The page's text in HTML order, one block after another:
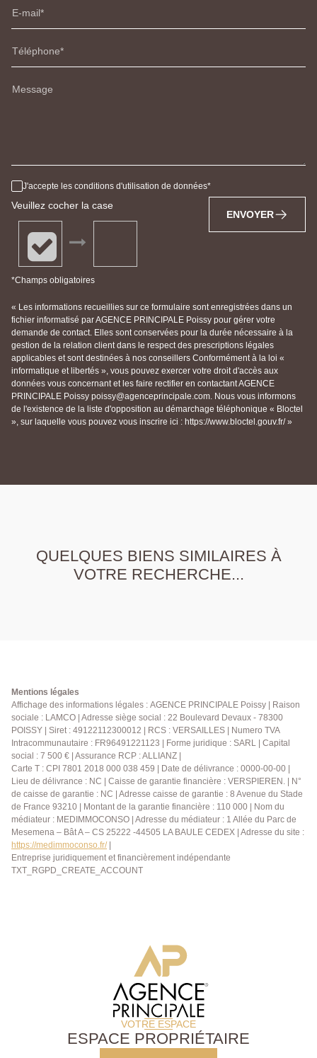
E-mail
Téléphone
Message
J'accepte les conditions d'utilisation de données
Veuillez cocher la case
*Champs obligatoires
ENVOYER
« Les informations recueillies sur ce formulaire sont enregistrées dans un
fichier informatisé par AGENCE PRINCIPALE Poissy pour gérer votre
demande de contact. Elles sont conservées pour la durée nécessaire à la
gestion de la relation client dans le respect des prescriptions légales
applicables et sont destinées à nos conseillers Conformément à la loi «
informatique et libertés », vous pouvez exercer votre droit d'accès aux
données vous concernant et les faire rectifier en contactant AGENCE
PRINCIPALE Poissy poissy@agenceprincipale.com. Nous vous informons
de l'existence de la liste d'opposition au démarchage téléphonique « Bloctel
», sur laquelle vous pouvez vous inscrire ici : https://www.bloctel.gouv.fr/ »
QUELQUES BIENS SIMILAIRES À
VOTRE RECHERCHE...
Mentions légales
Affichage des informations légales : AGENCE PRINCIPALE Poissy | Raison
sociale : LAMCO | Adresse siège social : 22 Boulevard Devaux - 78300
POISSY | Siret : 49122112300012 | RCS : VERSAILLES | Numero TVA
Intracommunautaire : FR96491221123 | Forme juridique : SARL | Capital
social : 7 500 € | Assurance RCP : ALLIANZ |
Carte T : CPI 7801 2018 000 038 459 | Date de délivrance : 0000-00-00 |
Lieu de délivrance : NC | Caisse de garantie financière : VERSPIEREN. | N°
de caisse de garantie : NC | Adresse caisse de garantie : 8 Avenue du Stade
de France 93210 | Montant de la garantie financière : 110 000 | Nom du
médiateur : MEDIMMOCONSO | Adresse du médiateur : 1 Allée du Parc de
Mesemena – Bât A – CS 25222 -44505 LA BAULE CEDEX | Adresse du site :
https://medimmoconso.fr/|
Entreprise juridiquement et financièrement indépendante
TXT_RGPD_CREATE_ACCOUNT
VOTRE ESPACE
ESPACE PROPRIÉTAIRE